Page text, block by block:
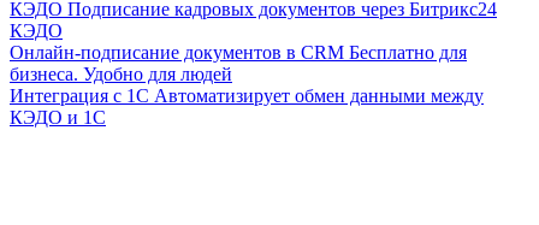
КЭДО Подписание кадровых документов через Битрикс24
КЭДО
Онлайн-подписание документов в CRM Бесплатно для
бизнеса. Удобно для людей
Интеграция с 1С Автоматизирует обмен данными между
КЭДО и 1С